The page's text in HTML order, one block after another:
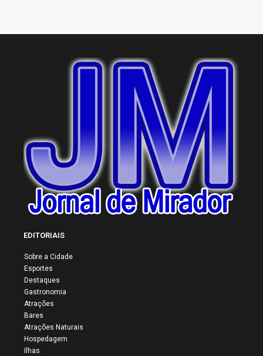
EDITORIAIS
Sobre a Cidade
Esportes
Destaques
Gastronomia
Atrações
Bares
Atrações Naturais
Hospedagem
Ilhas